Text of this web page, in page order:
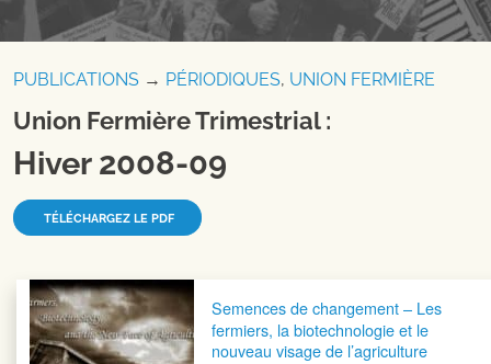
PUBLICATIONS → PÉRIODIQUES, UNION FERMIÈRE
Union Fermière Trimestrial :
Hiver 2008-09
TÉLÉCHARGEZ LE PDF
Navigation postaleSemences de changement – Les
fermiers, la biotechnologie et le
nouveau visage de l’agriculture